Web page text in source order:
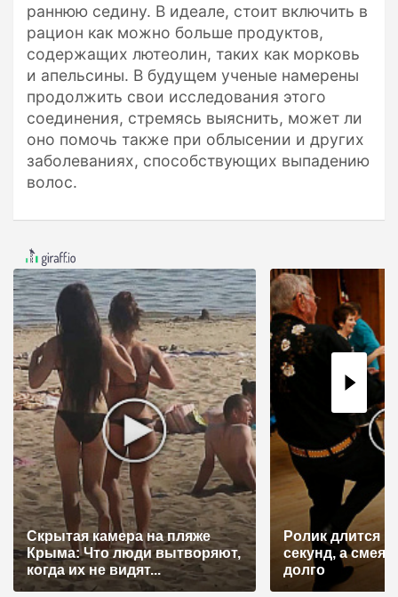
раннюю седину. В идеале, стоит включить в
рацион как можно больше продуктов,
содержащих лютеолин, таких как морковь
и апельсины. В будущем ученые намерены
продолжить свои исследования этого
соединения, стремясь выяснить, может ли
оно помочь также при облысении и других
заболеваниях, способствующих выпадению
волос.
Скрытая камера на пляже
Крыма: Что люди вытворяют,
когда их не видят...
Ролик длится
секунд, а
долго